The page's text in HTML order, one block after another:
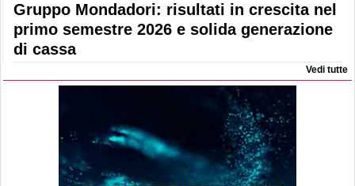
Gruppo Mondadori: risultati in crescita nel
primo semestre 2026 e solida generazione
di cassa
Vedi tutte